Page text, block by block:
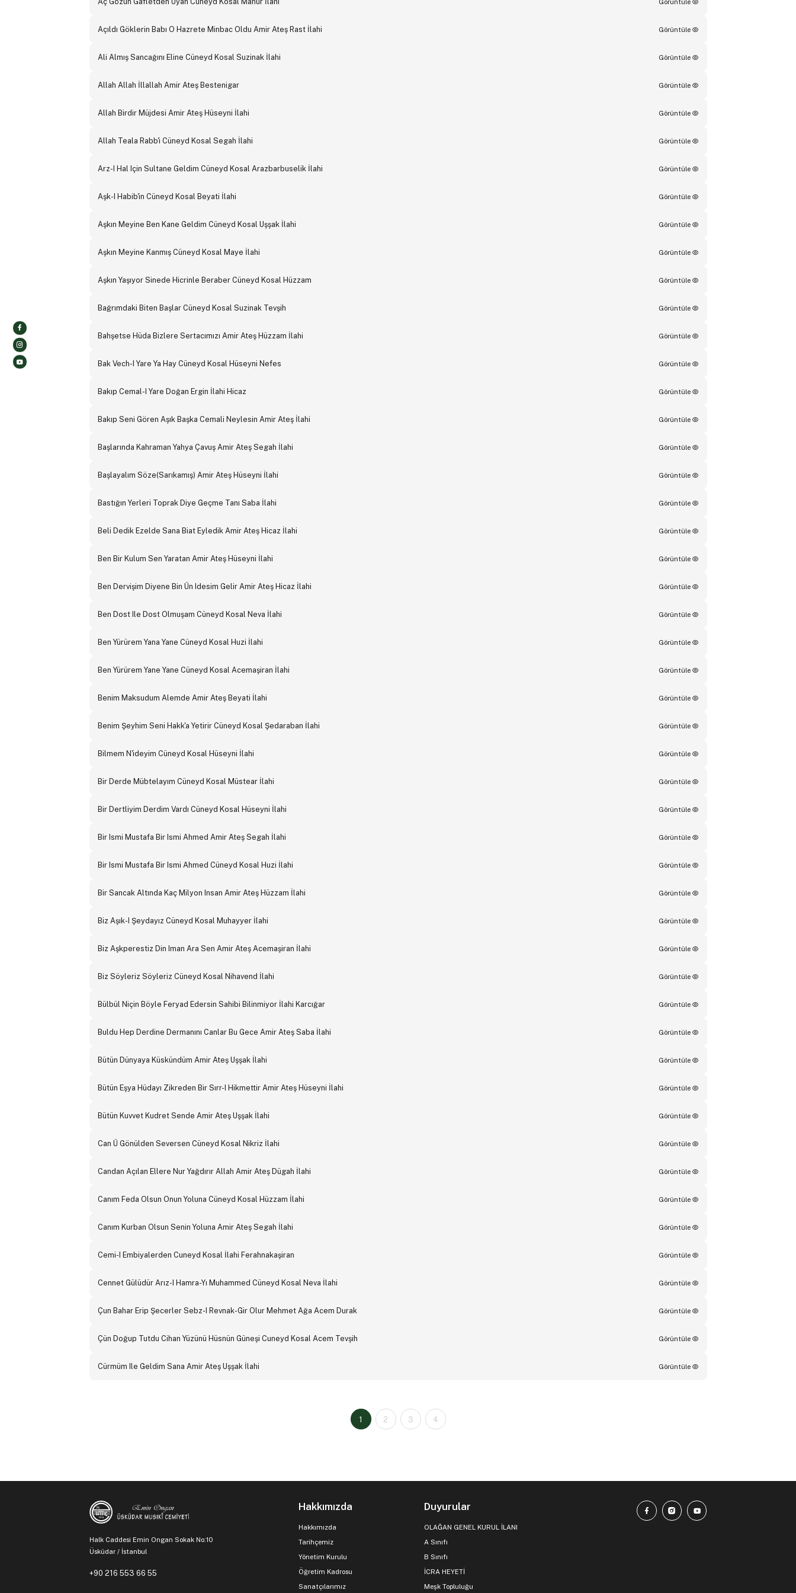
Açıldı Göklerin Babı O Hazrete Minbac Oldu Amir Ateş Rast İlahi Görüntüle
Ali Almış Sancağını Eline Cüneyd Kosal Suzinak İlahi Görüntüle
Allah Allah İllallah Amir Ateş Bestenigar Görüntüle
Allah Birdir Müjdesi Amir Ateş Hüseyni İlahi Görüntüle
Allah Teala Rabb'i Cüneyd Kosal Segah İlahi Görüntüle
Arz-I Hal Için Sultane Geldim Cüneyd Kosal Arazbarbuselik İlahi Görüntüle
Aşk-I Habib'in Cüneyd Kosal Beyati İlahi Görüntüle
Aşkın Meyine Ben Kane Geldim Cüneyd Kosal Uşşak İlahi Görüntüle
Aşkın Meyine Kanmış Cüneyd Kosal Maye İlahi Görüntüle
Aşkın Yaşıyor Sinede Hicrinle Beraber Cüneyd Kosal Hüzzam Görüntüle
Bağrımdaki Biten Başlar Cüneyd Kosal Suzinak Tevşih Görüntüle
Bahşetse Hüda Bizlere Sertacımızı Amir Ateş Hüzzam İlahi Görüntüle
Bak Vech-I Yare Ya Hay Cüneyd Kosal Hüseyni Nefes Görüntüle
Bakıp Cemal-I Yare Doğan Ergin İlahi Hicaz Görüntüle
Bakıp Seni Gören Aşık Başka Cemali Neylesin Amir Ateş İlahi Görüntüle
Başlarında Kahraman Yahya Çavuş Amir Ateş Segah İlahi Görüntüle
Başlayalım Söze(Sarıkamış) Amir Ateş Hüseyni İlahi Görüntüle
Bastığın Yerleri Toprak Diye Geçme Tanı Saba İlahi Görüntüle
Beli Dedik Ezelde Sana Biat Eyledik Amir Ateş Hicaz İlahi Görüntüle
Ben Bir Kulum Sen Yaratan Amir Ateş Hüseyni İlahi Görüntüle
Ben Dervişim Diyene Bin Ün Idesim Gelir Amir Ateş Hicaz İlahi Görüntüle
Ben Dost Ile Dost Olmuşam Cüneyd Kosal Neva İlahi Görüntüle
Ben Yürürem Yana Yane Cüneyd Kosal Huzi İlahi Görüntüle
Ben Yürürem Yane Yane Cüneyd Kosal Acemaşiran İlahi Görüntüle
Benim Maksudum Alemde Amir Ateş Beyati İlahi Görüntüle
Benim Şeyhim Seni Hakk'a Yetirir Cüneyd Kosal Şedaraban İlahi Görüntüle
Bilmem N'ideyim Cüneyd Kosal Hüseyni İlahi Görüntüle
Bir Derde Mübtelayım Cüneyd Kosal Müstear İlahi Görüntüle
Bir Dertliyim Derdim Vardı Cüneyd Kosal Hüseyni İlahi Görüntüle
Bir Ismi Mustafa Bir Ismi Ahmed Amir Ateş Segah İlahi Görüntüle
Bir Ismi Mustafa Bir Ismi Ahmed Cüneyd Kosal Huzi İlahi Görüntüle
Bir Sancak Altında Kaç Milyon Insan Amir Ateş Hüzzam İlahi Görüntüle
Biz Aşık-I Şeydayız Cüneyd Kosal Muhayyer İlahi Görüntüle
Biz Aşkperestiz Din Iman Ara Sen Amir Ateş Acemaşiran İlahi Görüntüle
Biz Söyleriz Söyleriz Cüneyd Kosal Nihavend İlahi Görüntüle
Bülbül Niçin Böyle Feryad Edersin Sahibi Bilinmiyor İlahi Karcığar Görüntüle
Buldu Hep Derdine Dermanını Canlar Bu Gece Amir Ateş Saba İlahi Görüntüle
Bütün Dünyaya Küskündüm Amir Ateş Uşşak İlahi Görüntüle
Bütün Eşya Hüdayı Zikreden Bir Sırr-I Hikmettir Amir Ateş Hüseyni İlahi Görüntüle
Bütün Kuvvet Kudret Sende Amir Ateş Uşşak İlahi Görüntüle
Can Ü Gönülden Seversen Cüneyd Kosal Nikriz İlahi Görüntüle
Candan Açılan Ellere Nur Yağdırır Allah Amir Ateş Dügah İlahi Görüntüle
Canım Feda Olsun Onun Yoluna Cüneyd Kosal Hüzzam İlahi Görüntüle
Canım Kurban Olsun Senin Yoluna Amir Ateş Segah İlahi Görüntüle
Cemi-I Embiyalerden Cuneyd Kosal İlahi Ferahnakaşiran Görüntüle
Cennet Gülüdür Arız-I Hamra-Yı Muhammed Cüneyd Kosal Neva İlahi Görüntüle
Çun Bahar Erip Şecerler Sebz-I Revnak-Gir Olur Mehmet Ağa Acem Durak Görüntüle
Çün Doğup Tutdu Cihan Yüzünü Hüsnün Güneşi Cuneyd Kosal Acem Tevşih Görüntüle
Cürmüm Ile Geldim Sana Amir Ateş Uşşak İlahi Görüntüle
1 2 3 4
Halk Caddesi Emin Ongan Sokak No:10
Üsküdar / İstanbul
+90 216 553 66 55
Hakkımızda
Hakkımızda
Tarihçemiz
Yönetim Kurulu
Öğretim Kadrosu
Sanatçılarımız
Duyurular
OLAĞAN GENEL KURUL İLANI
A Sınıfı
B Sınıfı
İCRA HEYETİ
Meşk Topluluğu